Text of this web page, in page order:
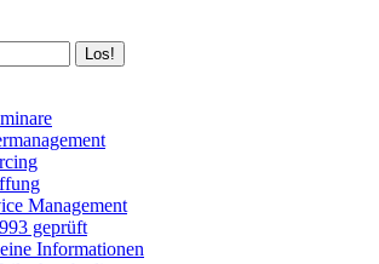
Management
geprüft
Informationen